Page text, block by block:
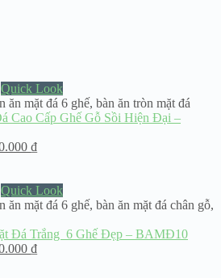
Quick Look
ăn mặt đá 6 ghế, bàn ăn tròn mặt đá
Cao Cấp Ghế Gỗ Sồi Hiện Đại –
₫
Quick Look
ăn mặt đá 6 ghế, bàn ăn mặt đá chân gỗ,
Đá Trắng 6 Ghế Đẹp – BAMĐ10
₫